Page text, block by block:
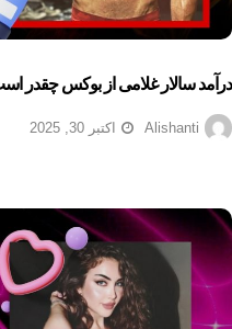
درآمد سالار غلامی از بوکس
Alishanti اکتبر 30, 2025